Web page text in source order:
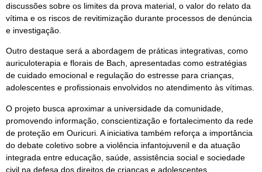
discussões sobre os limites da prova material, o valor do relato da
vítima e os riscos de revitimização durante processos de denúncia
e investigação.
Outro destaque será a abordagem de práticas integrativas, como
auriculoterapia e florais de Bach, apresentadas como estratégias
de cuidado emocional e regulação do estresse para crianças,
adolescentes e profissionais envolvidos no atendimento às vítimas.
O projeto busca aproximar a universidade da comunidade,
promovendo informação, conscientização e fortalecimento da rede
de proteção em Ouricuri. A iniciativa também reforça a importância
do debate coletivo sobre a violência infantojuvenil e da atuação
integrada entre educação, saúde, assistência social e sociedade
civil na defesa dos direitos de crianças e adolescentes.